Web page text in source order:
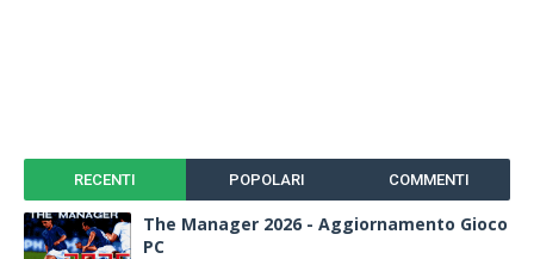
RECENTI POPOLARI COMMENTI
The Manager 2026 - Aggiornamento Gioco
PC